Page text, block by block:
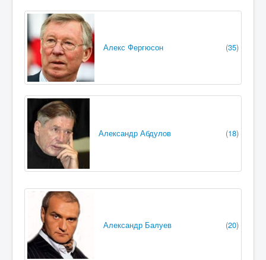
Алекс Фергюсон (35)
Александр Абдулов (18)
Александр Балуев (20)